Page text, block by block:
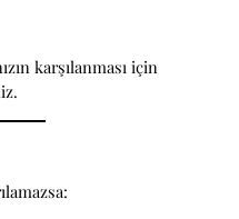
karşılanması için